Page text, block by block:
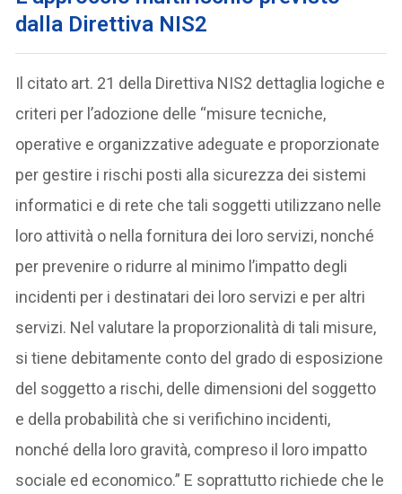
dalla Direttiva NIS2
Il citato art. 21 della Direttiva NIS2 dettaglia logiche e
criteri per l’adozione delle “misure tecniche,
operative e organizzative adeguate e proporzionate
per gestire i rischi posti alla sicurezza dei sistemi
informatici e di rete che tali soggetti utilizzano nelle
loro attività o nella fornitura dei loro servizi, nonché
per prevenire o ridurre al minimo l’impatto degli
incidenti per i destinatari dei loro servizi e per altri
servizi. Nel valutare la proporzionalità di tali misure,
si tiene debitamente conto del grado di esposizione
del soggetto a rischi, delle dimensioni del soggetto
e della probabilità che si verifichino incidenti,
nonché della loro gravità, compreso il loro impatto
sociale ed economico.” E soprattutto richiede che le